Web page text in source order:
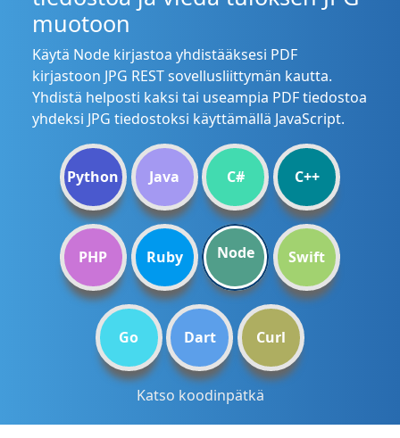
muotoon
Käytä Node kirjastoa yhdistääksesi PDF
kirjastoon JPG REST sovellusliittymän kautta.
Yhdistä helposti kaksi tai useampia PDF tiedostoa
yhdeksi JPG tiedostoksi käyttämällä JavaScript.
Python Java C# C++
PHP Ruby Node Swift
Go Dart Curl
Katso koodinpätkä